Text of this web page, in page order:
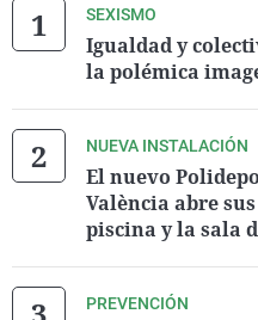
SEXISMO
Igualdad y
la polémica
NUEVA INSTALACIÓN
El nuevo
València abre
piscina y la sala
PREVENCIÓN